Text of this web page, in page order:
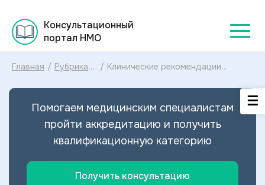
Консультационный
портал НМО
Главная / Рубрикатор
рекомендаций
/ Клинические рекомендации
скуловой кости МКБ-10:
верхней челюсти и скуловой кости
2024
Помогаем медицинским специалистам
пройти аккредитацию и получить
квалификационную категорию
Получить консультацию